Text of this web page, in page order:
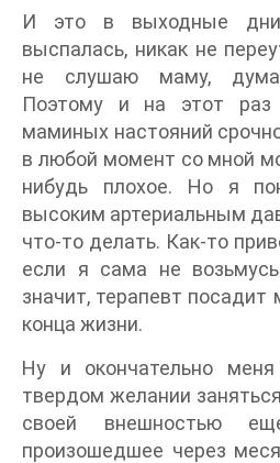
И это в выходные
выспалась, никак не
не слушаю маму,
Поэтому и на этот раз
маминых настояний
в любой момент со мной
нибудь плохое. Но я
высоким артериальным
что-то делать. Как-то
если я сама не
значит, терапевт посадит
конца жизни.
Ну и окончательно
твердом желании
своей внешностью
произошедшее через